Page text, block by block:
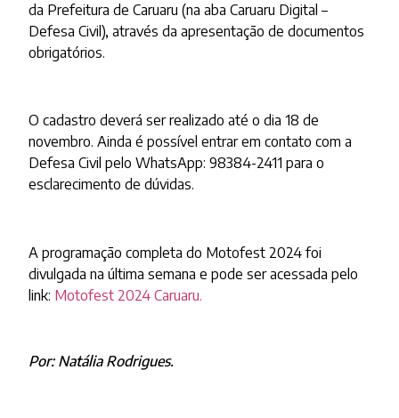
da Prefeitura de Caruaru (na aba Caruaru Digital –
Defesa Civil), através da apresentação de documentos
obrigatórios.
O cadastro deverá ser realizado até o dia 18 de
novembro. Ainda é possível entrar em contato com a
Defesa Civil pelo WhatsApp: 98384-2411 para o
esclarecimento de dúvidas.
A programação completa do Motofest 2024 foi
divulgada na última semana e pode ser acessada pelo
link: Motofest 2024 Caruaru.
Por: Natália Rodrigues.